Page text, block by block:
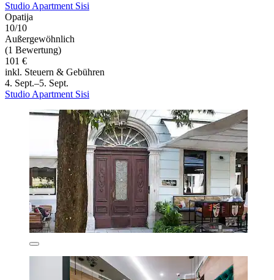
Studio Apartment Sisi
Opatija
10/10
Außergewöhnlich
(1 Bewertung)
101 €
inkl. Steuern & Gebühren
4. Sept.–5. Sept.
Studio Apartment Sisi